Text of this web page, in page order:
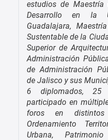
estudios de Maestría
Desarrollo en la
Guadalajara,
Sustentable de la
Superior de
Administración
de Administración
de Jalisco y sus
6 diplomados,
participado en
foros en
Ordenamiento
Urbana, Patrimonio